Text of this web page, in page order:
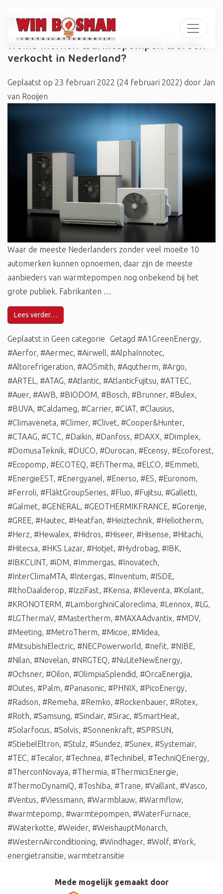
Tag:#Airwell
Welke merken warmtepompen worden
verkocht in Nederland?
Geplaatst op 23 februari 2022 (24 februari 2022) door Jan
van Rooijen
Waar de meeste Nederlanders zonder veel moeite 10
automerken kunnen opnoemen, daar zijn de meeste
aanbieders van warmtepompen nog onbekend bij het
grote publiek. Fabrikanten …
Lees verder…
Geplaatst in Geen categorie Getagd #A1GreenEnergy,
#Aerfor, #Aermec, #Airwell, #AlphaInnotec,
#Altorefrigeration, #AOSmith, #Aqutherm, #Argo,
#ARTEL , #ATAG, #Atlantic, #AtlanticFujitsu, #ATTEC,
#Auer, #AWB, #BIODOM, #Bosch, #Brunner, #Bulex,
#BUVA, #Caldameg, #Carrier, #CIAT, #Clausius,
#Climaveneta, #Climer, #Clivet, #Cooper&Hunter,
#CTAAG, #CTC, #Daikin, #Danfoss, #DAXX, #Dimplex,
#DomusaTeknik, #DUCO, #Durocan, #Ecensy, #Ecoforest,
#Ecopomp, #ECOTEQ, #EfiTherma, #ELCO, #Emmeti,
#EnergieEST, #Energyanel, #Enerso, #ES, #Euronom,
#Ferroli, #FläktGroupSeries, #Fluo, #Fujitsu, #Galletti,
#Galmet, #GENERAL , #GEOTHERMIKFRANCE, #Gorenje,
#GREE, #Hautec, #Heatfan, #Heiztechnik, #Heliotherm,
#Herz, #Hewalex, #Hidros, #Hiseer, #Hisense, #Hitachi,
#Hitecsa, #HKS Lazar, #Hotjet, #Hydrobag, #IBK,
#IBKCLINT, #iDM, #Immergas, #Inovatech,
#InterClimaMTA, #Intergas, #Inventum, #ISDE,
#IthoDaalderop, #IzziFast, #Kensa, #Kleventa, #Kolant,
#KRONOTERM, #LamborghiniCaloreclima, #Lennox, #LG,
#LGThermaV, #Mastertherm, #MAXAAdvantix, #MDV,
#Meeting, #MetroTherm, #Micoe, #Midea,
#MitsubishiElectric, #NECPowerworld, #nefit, #NIBE,
#Nilan, #Novelan, #NRGTEQ, #NuLiteNewEnergy,
#Ochsner, #Oilon, #OlimpiaSplendid, #OrcaEnergija,
#Outes, #Palm, #Panasonic, #PHNIX, #PicoEnergy,
#Radson, #Remeha, #Remko, #Rockenbauer, #Rotex,
#Roth, #Samsung, #Sinclair, #Sirac, #SmartHeat,
#Solarfocus, #Solvis, #Sonnenkraft, #SPRSUN,
#StiebelEltron, #Stulz, #Sundez, #Sunex, #Systemair,
#TEC, #Tecalor, #Technea, #Technibel, #TechniQEnergy,
#TherconNovaya, #Thermia, #ThermicsEnergie,
#ThermoDynamiQ, #Toshiba, #Trane, #Vaillant, #Vasco,
#Ventus, #Viessmann, #Warmblauw, #Warmflow,
#warmtepomp, #warmtepompen, #WaterFurnace,
#Waterkotte, #Weider, #WeishauptMonarch,
#WesternAirconditioning, #Windhager, #Wolf, #York,
energietransitie, warmtetransitie
Mede mogelijk gemaakt door